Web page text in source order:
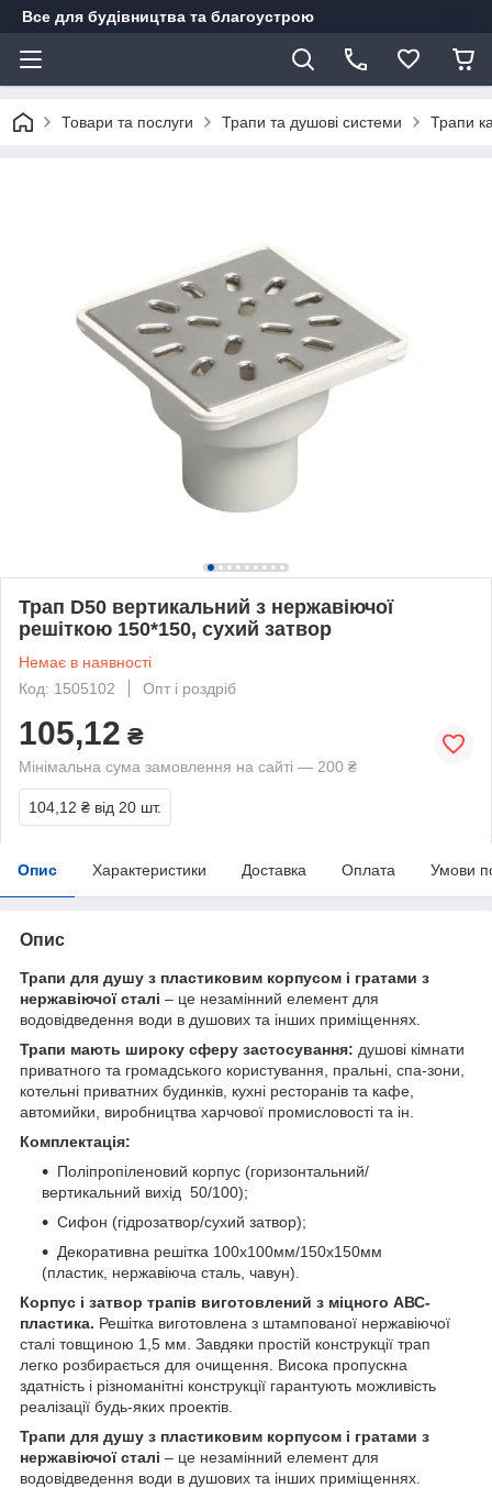
Все для будівництва та благоустрою
Товари та послуги Трапи та душові системи Трапи
Трап D50 вертикальний з нержавіючої
решіткою 150*150, сухий затвор
Немає в наявності
Код: 1505102
Опт і роздріб
105,12 ₴
Мінімальна сума замовлення на сайті — 200 ₴
104,12 ₴ від 20 шт.
Опис Характеристики Доставка Оплата Умови
Опис
Трапи для душу з пластиковим корпусом і гратами з
нержавіючої сталі – це незамінний елемент для
водовідведення води в душових та інших приміщеннях.
Трапи мають широку сферу застосування: душові кімнати
приватного та громадського користування, пральні, спа-зони,
котельні приватних будинків, кухні ресторанів та кафе,
автомийки, виробництва харчової промисловості та ін.
Комплектація:
Поліпропіленовий корпус (горизонтальний/
вертикальний вихід 50/100);
Сифон (гідрозатвор/сухий затвор);
Декоративна решітка 100х100мм/150х150мм
(пластик, нержавіюча сталь, чавун).
Корпус і затвор трапів виготовлений з міцного АВС-
пластика. Решітка виготовлена з штампованої нержавіючої
сталі товщиною 1,5 мм. Завдяки простій конструкції трап
легко розбирається для очищення. Висока пропускна
здатність і різноманітні конструкції гарантують можливість
реалізації будь-яких проектів.
Трапи для душу з пластиковим корпусом і гратами з
нержавіючої сталі – це незамінний елемент для
водовідведення води в душових та інших приміщеннях.